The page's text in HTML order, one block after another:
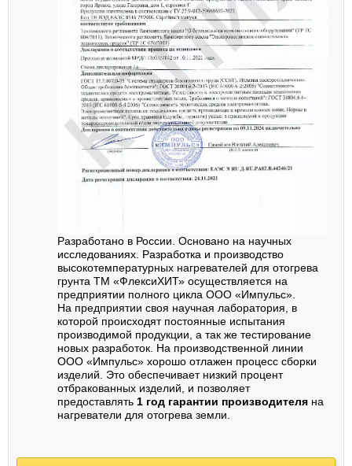
Разработано в России. Основано на научных
исследованиях. Разработка и производство
высокотемпературных нагревателей для отогрева
грунта ТМ «ФлексиХИТ» осуществляется на
предприятии полного цикла ООО «Импульс».
На предприятии своя научная лаборатория, в
которой происходят постоянные испытания
производимой продукции, а так же тестирование
новых разработок. На производственной линии
ООО «Импульс» хорошо отлажен процесс сборки
изделий. Это обеспечивает низкий процент
отбракованных изделий, и позволяет
предоставлять 1 год гарантии производителя на
нагреватели для отогрева земли.